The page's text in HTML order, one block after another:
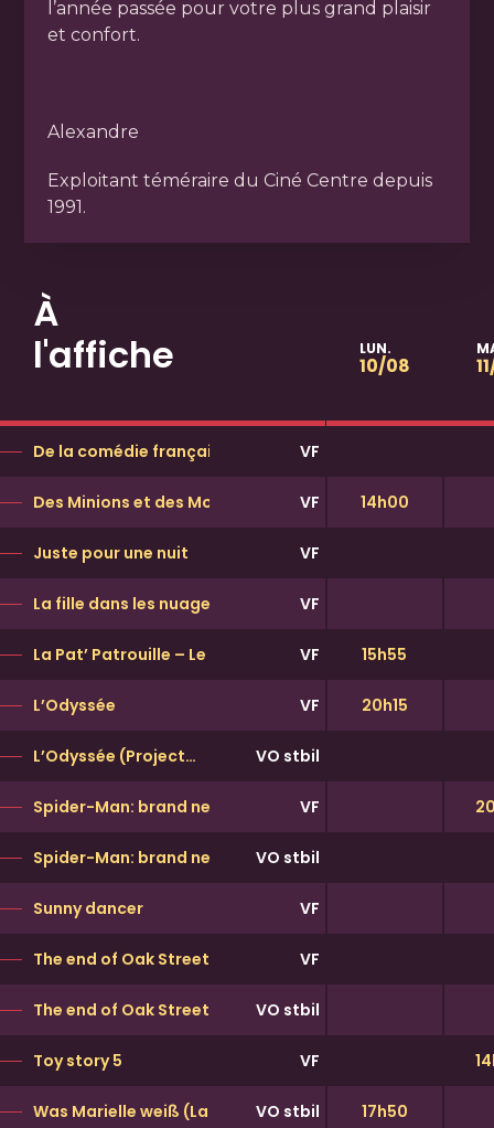
l’année passée pour votre plus grand plaisir
et confort.
Alexandre
Exploitant téméraire du Ciné Centre depuis
1991.
À
l'affiche
De la comédie française VF
Des Minions et des Monstres VF
Juste pour une nuit VF
La fille dans les nuages VF
La Pat’ Patrouille – Le Film: Mission Dino
VF
L’Odyssée VF
L’Odyssée (Projection en pellicule 35mm !) VO stbil
Spider-Man: brand new day VF
Spider-Man: brand new dayVO stbil
Sunny dancer VF
The end of Oak Street VF
The end of Oak Street VO stbil
Toy story 5 VF
Was Marielle weiß (La gifle) (Dernière semaine)
VO stbil
LUN.
10/08
14h00
15h55
20h15
17h50